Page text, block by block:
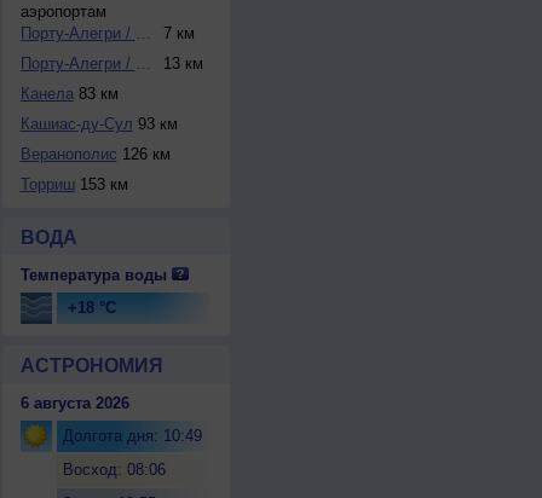
аэропортам
Порту-Алегри / Са...
7 км
Порту-Алегри / Ка...
13 км
Канела83 км
Кашиас-ду-Сул 93 км
Веранополис 126 км
Торриш153 км
ВОДА
Температура воды
+18 °C
АСТРОНОМИЯ
6 августа 2026
Долгота дня: 10:49
Восход: 08:06